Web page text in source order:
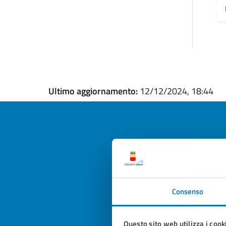
Consenso
Ultimo aggiornamento: 12/12/2024, 18:44
Valuta